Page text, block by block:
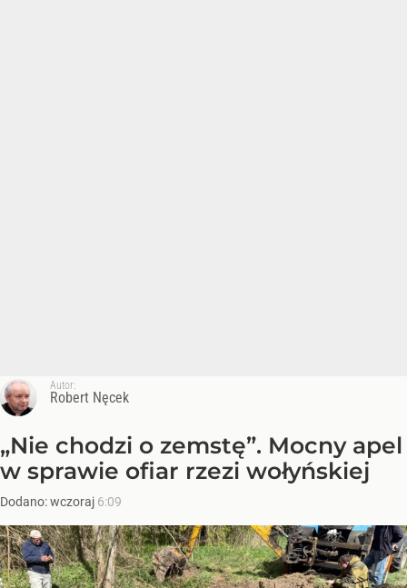
Autor:
Robert Nęcek
„Nie chodzi o zemstę”. Mocny apel
w sprawie ofiar rzezi wołyńskiej
Dodano:wczoraj 6:09